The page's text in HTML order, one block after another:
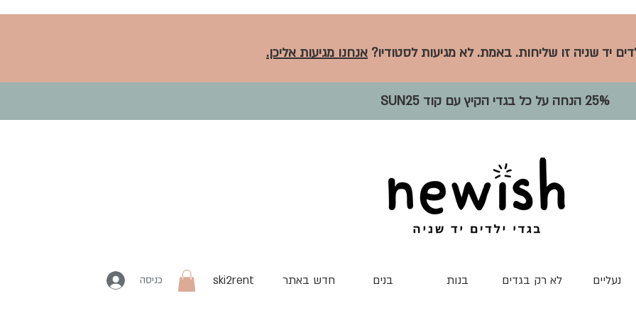
יד שניה זו שליחות. באמת. לא מגיעות לסטודיו? אנחנו מגיעות אליכן.
25% הנחה על כל בגדי הקיץ עם קוד SUN25
כניסה ski2rent חדש באתר בנים בנות לא רק בגדים נעליים